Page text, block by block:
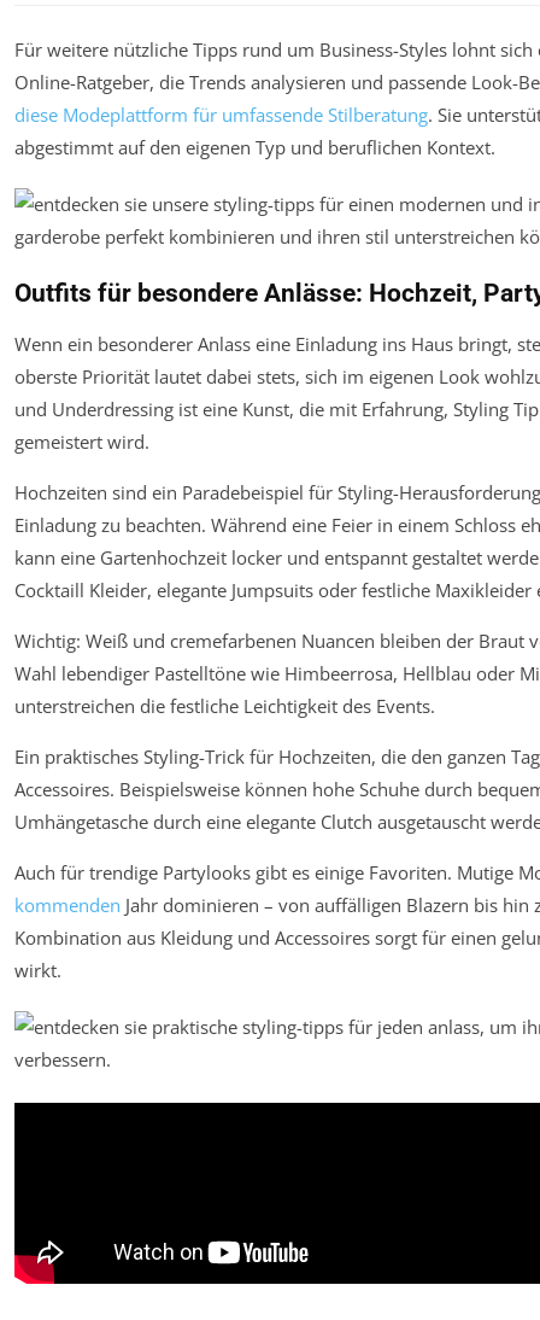
Für weitere nützliche Tipps rund um Business-Styles lohnt
Online-Ratgeber, die Trends analysieren und passende Look-
diese Modeplattform für umfassende Stilberatung. Sie
abgestimmt auf den eigenen Typ und beruflichen Kontext.
Outfits für besondere Anlässe: Hochzeit,
Wenn ein besonderer Anlass eine Einladung ins Haus bringt,
oberste Priorität lautet dabei stets, sich im eigenen Look
und Underdressing ist eine Kunst, die mit Erfahrung, Styling
gemeistert wird.
Hochzeiten sind ein Paradebeispiel für Styling-
Einladung zu beachten. Während eine Feier in einem Schloss
kann eine Gartenhochzeit locker und entspannt gestaltet
Cocktaill Kleider, elegante Jumpsuits oder festliche Maxikleider
Wichtig: Weiß und cremefarbenen Nuancen bleiben der Braut
Wahl lebendiger Pastelltöne wie Himbeerrosa, Hellblau oder
unterstreichen die festliche Leichtigkeit des Events.
Ein praktisches Styling-Trick für Hochzeiten, die den ganzen
Accessoires. Beispielsweise können hohe Schuhe durch
Umhängetasche durch eine elegante Clutch ausgetauscht
Auch für trendige Partylooks gibt es einige Favoriten. Mutige
kommenden Jahr dominieren – von auffälligen Blazern bis
Kombination aus Kleidung und Accessoires sorgt für einen
wirkt.